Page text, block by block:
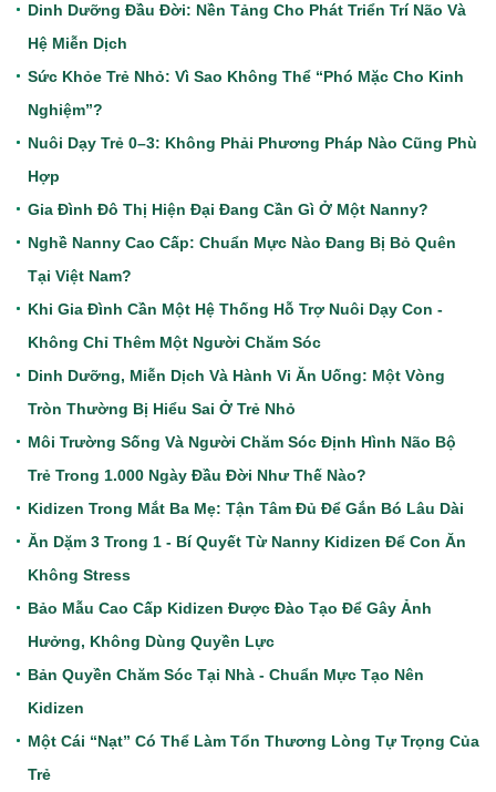
Dinh Dưỡng Đầu Đời: Nền Tảng Cho Phát Triển Trí Não Và
Hệ Miễn Dịch
Sức Khỏe Trẻ Nhỏ: Vì Sao Không Thể “Phó Mặc Cho Kinh
Nghiệm”?
Nuôi Dạy Trẻ 0–3: Không Phải Phương Pháp Nào Cũng Phù
Hợp
Gia Đình Đô Thị Hiện Đại Đang Cần Gì Ở Một Nanny?
Nghề Nanny Cao Cấp: Chuẩn Mực Nào Đang Bị Bỏ Quên
Tại Việt Nam?
Khi Gia Đình Cần Một Hệ Thống Hỗ Trợ Nuôi Dạy Con -
Không Chỉ Thêm Một Người Chăm Sóc
Dinh Dưỡng, Miễn Dịch Và Hành Vi Ăn Uống: Một Vòng
Tròn Thường Bị Hiểu Sai Ở Trẻ Nhỏ
Môi Trường Sống Và Người Chăm Sóc Định Hình Não Bộ
Trẻ Trong 1.000 Ngày Đầu Đời Như Thế Nào?
Kidizen Trong Mắt Ba Mẹ: Tận Tâm Đủ Để Gắn Bó Lâu Dài
Ăn Dặm 3 Trong 1 - Bí Quyết Từ Nanny Kidizen Để Con Ăn
Không Stress
Bảo Mẫu Cao Cấp Kidizen Được Đào Tạo Để Gây Ảnh
Hưởng, Không Dùng Quyền Lực
Bản Quyền Chăm Sóc Tại Nhà - Chuẩn Mực Tạo Nên
Kidizen
Một Cái “Nạt” Có Thể Làm Tổn Thương Lòng Tự Trọng Của
Trẻ